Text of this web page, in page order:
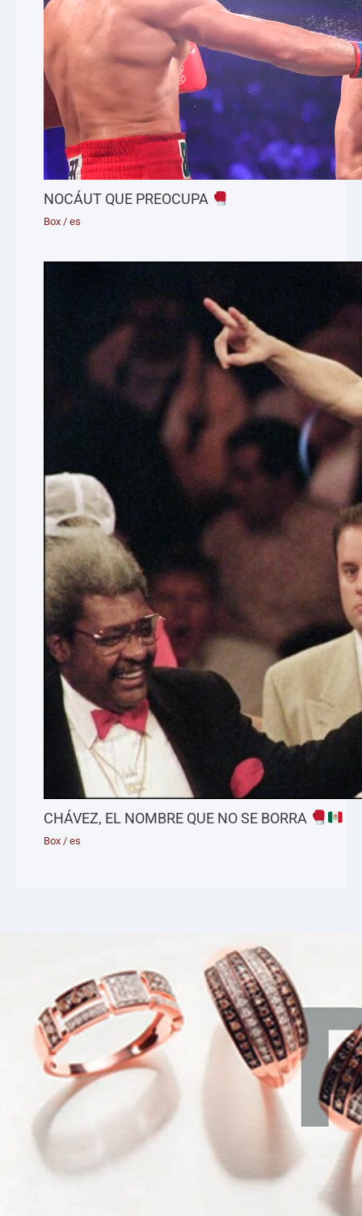
NOCÁUT QUE PREOCUPA
Box /es
CHÁVEZ, EL NOMBRE QUE NO SE BORRA
Box /es